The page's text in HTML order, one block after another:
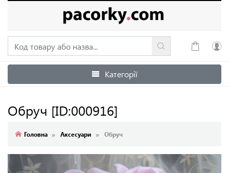
Увійти
Категорії
Обруч [ID:000916]
Головна Аксесуари Обруч